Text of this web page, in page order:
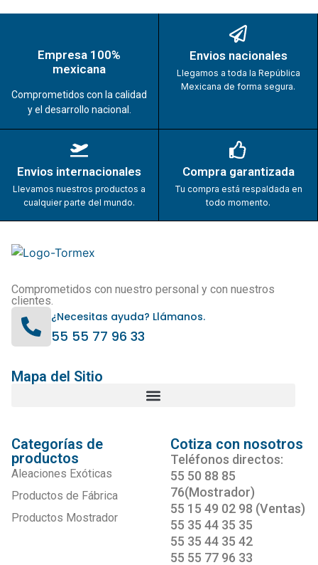
Empresa 100%
mexicana
Comprometidos con la calidad
y el desarrollo nacional.
Envios nacionales
Llegamos a toda la República
Mexicana de forma segura.
Envios internacionales
Llevamos nuestros productos a
cualquier parte del mundo.
Compra garantizada
Tu compra está respaldada en
todo momento.
Comprometidos con nuestro personal y con nuestros
clientes.
¿Necesitas ayuda? Llámanos.
55 55 77 96 33
Mapa del Sitio
Categorías de
productos
Aleaciones Exóticas
Productos de Fábrica
Productos Mostrador
Cotiza con nosotros
Teléfonos directos:
55 50 88 85
76(Mostrador)
55 15 49 02 98 (Ventas)
55 35 44 35 35
55 35 44 35 42
55 55 77 96 33